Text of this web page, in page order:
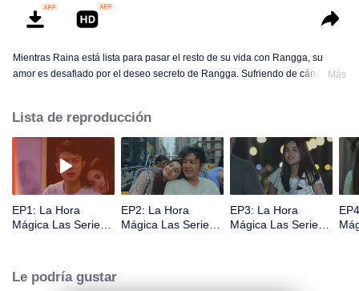
Mientras Raina está lista para pasar el resto de su vida con Rangga, su
amor es desafiado por el deseo secreto de Rangga. Sufriendo de cáncer y
Yakarta, Nueva York y Bali? ¿Encontrará Raina finalmente una hora mágica
más en su vida?
Más
Lista de reproducción
EP1: La Hora
Mágica Las Series
EP2: La Hora
Mágica Las Series
EP3: La Hora
Mágica Las Series
Le podría gustar